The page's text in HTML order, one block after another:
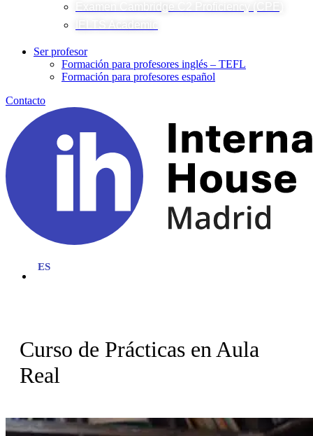
Examen Cambridge C2 Proficiency (CPE)
IELTS Academic
Ser profesor
Formación para profesores inglés – TEFL
Formación para profesores español
Contacto
Curso de Prácticas en Aula
Real